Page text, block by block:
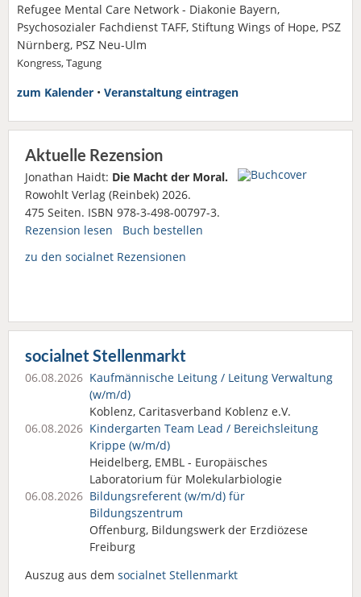
Refugee Mental Care Network - Diakonie Bayern,
Psychosozialer Fachdienst TAFF, Stiftung Wings of Hope, PSZ
Nürnberg, PSZ Neu-Ulm
Kongress, Tagung
zum Kalender • Veranstaltung eintragen
Aktuelle Rezension
Jonathan Haidt: Die Macht der Moral.
Rowohlt Verlag (Reinbek) 2026.
475 Seiten. ISBN 978-3-498-00797-3.
Rezension lesen
Buch bestellen
zu den socialnet Rezensionen
socialnet Stellenmarkt
06.08.2026 Kaufmännische Leitung / Leitung Verwaltung
(w/m/d)
Koblenz, Caritasverband Koblenz e.V.
06.08.2026 Kindergarten Team Lead / Bereichsleitung
Krippe (w/m/d)
Heidelberg, EMBL - Europäisches
Laboratorium für Molekularbiologie
06.08.2026 Bildungsreferent (w/m/d) für
Bildungszentrum
Offenburg, Bildungswerk der Erzdiözese
Freiburg
Auszug aus dem socialnet Stellenmarkt